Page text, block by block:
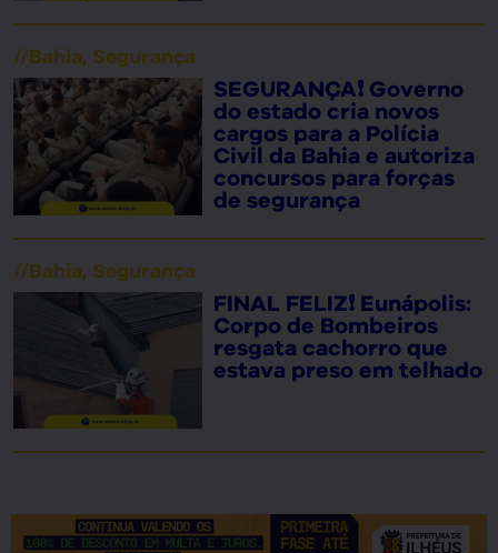
//Bahia, Segurança
SEGURANÇA❗ Governo
do estado cria novos
cargos para a Polícia
Civil da Bahia e autoriza
concursos para forças
de segurança
//Bahia, Segurança
FINAL FELIZ❗ Eunápolis:
Corpo de Bombeiros
resgata cachorro que
estava preso em telhado